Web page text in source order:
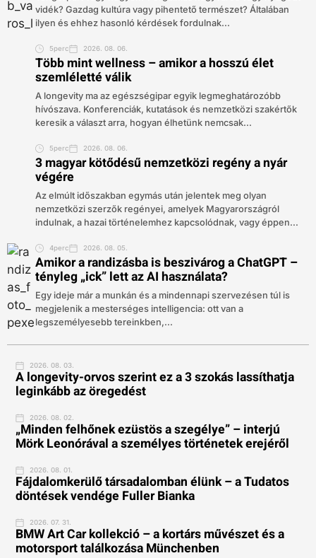
vidék? Gazdag kultúra vagy pihentető természet? Általában
ilyen és ehhez hasonló kérdések fordulnak...
5perc 2026. 08. 06.
Több mint wellness – amikor a hosszú élet
szemléletté válik
A longevity ma az egészségipar egyik legmeghatározóbb
hívószava. Konferenciák, kutatások és nemzetközi szakértők
keresik a választ arra, hogyan élhetünk nemcsak...
5perc 2026. 08. 06.
3 magyar kötődésű nemzetközi regény a nyár
végére
Az elmúlt időszakban egymás után jelentek meg olyan
nemzetközi szerzők regényei, amelyek Magyarországról
indulnak, a hazai történelemhez kapcsolódnak, vagy éppen...
4perc 2026. 08. 05.
Amikor a randizásba is beszivárog a ChatGPT –
tényleg „ick” lett az AI használata?
Egy ideje már a munkán és a mindennapi szervezésen túl is
megjelenik a mesterséges intelligencia: ott van a
legszemélyesebb tereinkben,...
2026. 08. 03.
A longevity-orvos szerint ez a 3 szokás lassíthatja
leginkább az öregedést
2026. 08. 02.
„Minden felhőnek ezüstös a szegélye” – interjú
Mörk Leonórával a személyes történetek erejéről
2026. 08. 01.
Fájdalomkerülő társadalomban élünk – a Tudatos
döntések vendége Fuller Bianka
2026. 07. 31.
BMW Art Car kollekció – a kortárs művészet és a
motorsport találkozása Münchenben